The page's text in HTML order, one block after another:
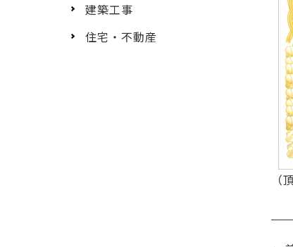
（
建築工事
住宅・不動産